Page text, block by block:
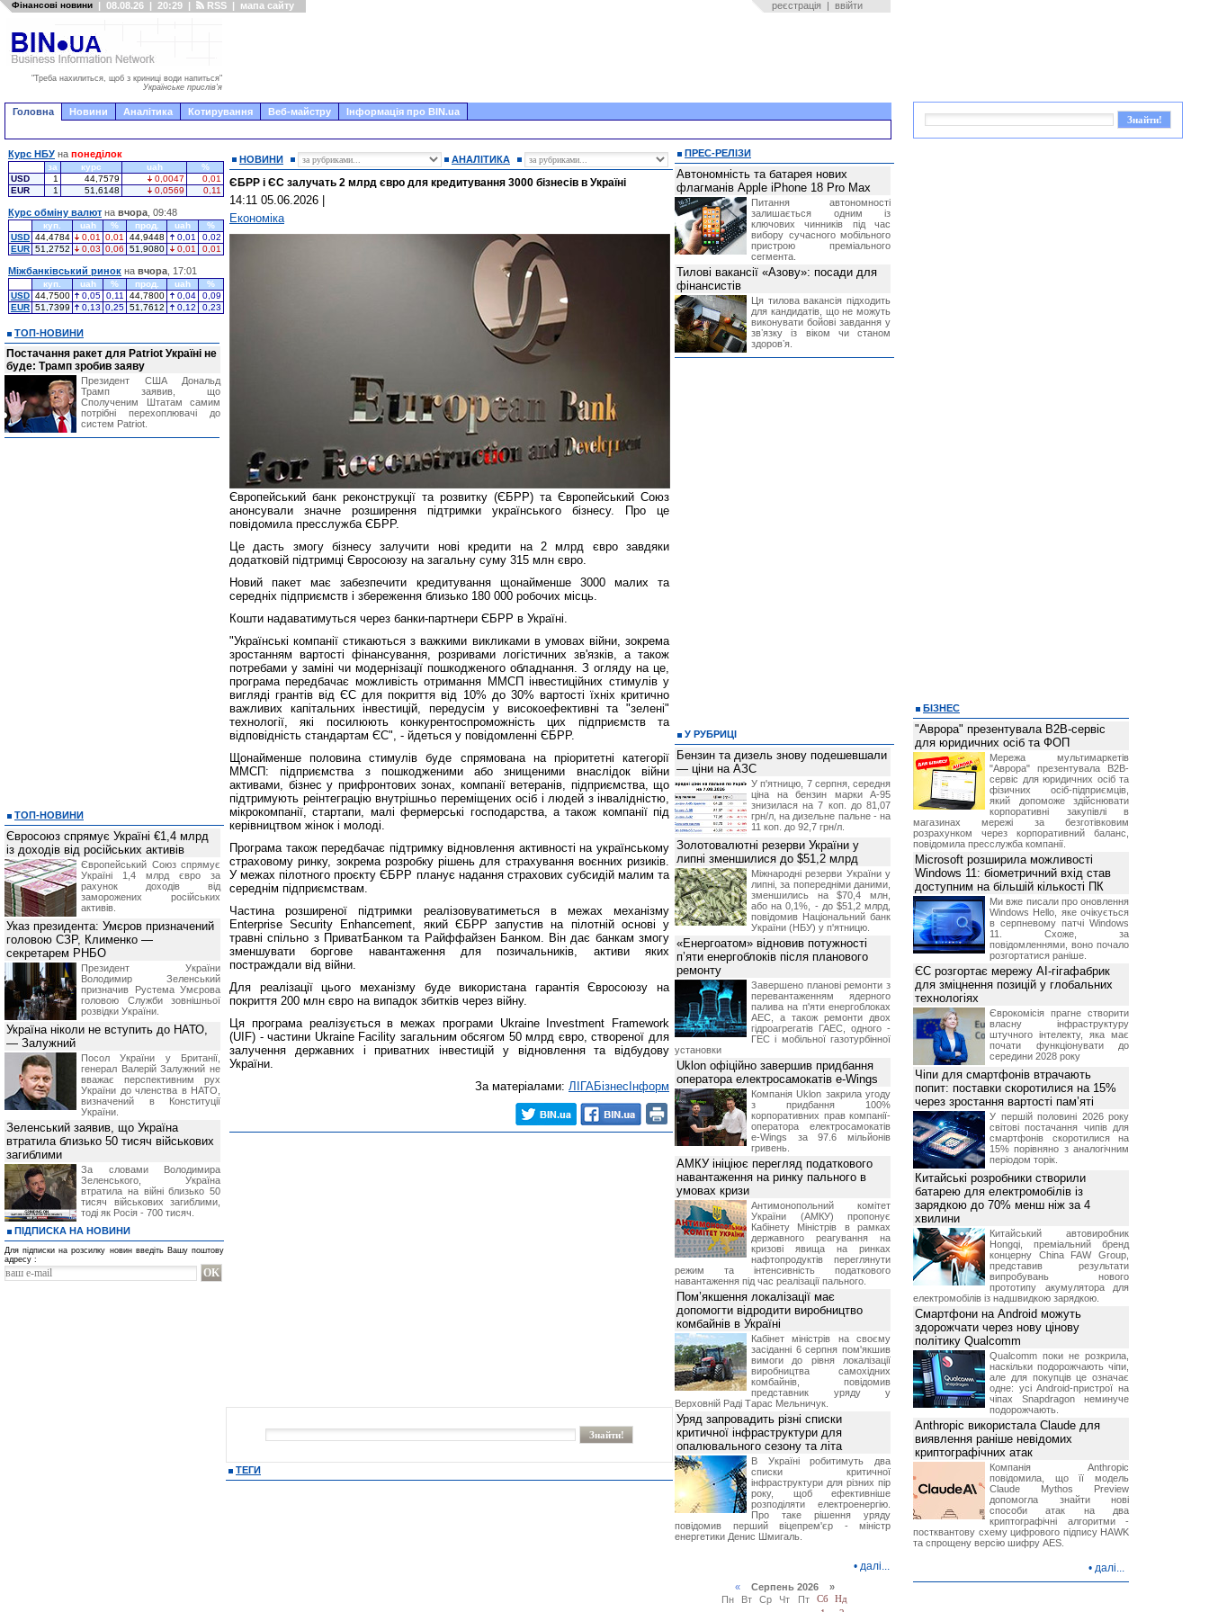
Фінансові новини | 08.08.26 | 20:29 | RSS | мапа сайту реєстрація | ввійти
"Треба нахилиться, щоб з криниці води напиться"
Українське прислів'я
Головна Новини Аналітика Котирування Веб-майстру Інформація про BIN.ua
НОВИНИ АНАЛІТИКА
ЄБРР і ЄС залучать 2 млрд євро для кредитування 3000 бізнесів в Україні
14:11 05.06.2026
Економіка
Європейський банк реконструкції та розвитку (ЄБРР) та Європейський Союз
анонсували значне розширення підтримки українського бізнесу. Про це
повідомила пресслужба ЄБРР.
Це дасть змогу бізнесу залучити нові кредити на 2 млрд євро завдяки
додатковій підтримці Євросоюзу на загальну суму 315 млн євро.
Новий пакет має забезпечити кредитування щонайменше 3000 малих та
середніх підприємств і збереження близько 180 000 робочих місць.
Кошти надаватимуться через банки-партнери ЄБРР в Україні.
"Українські компанії стикаються з важкими викликами в умовах війни, зокрема
зростанням вартості фінансування, розривами логістичних зв'язків, а також
потребами у заміні чи модернізації пошкодженого обладнання. З огляду на це,
програма передбачає можливість отримання ММСП інвестиційних стимулів у
вигляді грантів від ЄС для покриття від 10% до 30% вартості їхніх критично
важливих капітальних інвестицій, передусім у високоефективні та "зелені"
технології, які посилюють конкурентоспроможність цих підприємств та
відповідність стандартам ЄС", - йдеться у повідомленні ЄБРР.
Щонайменше половина стимулів буде спрямована на пріоритетні категорії
ММСП: підприємства з пошкодженими або знищеними внаслідок війни
активами, бізнес у прифронтових зонах, компанії ветеранів, підприємства, що
підтримують реінтеграцію внутрішньо переміщених осіб і людей з інвалідністю,
мікрокомпанії, стартапи, малі фермерські господарства, а також компанії під
керівництвом жінок і молоді.
Програма також передбачає підтримку відновлення активності на українському
страховому ринку, зокрема розробку рішень для страхування воєнних ризиків.
У межах пілотного проєкту ЄБРР планує надання страхових субсидій малим та
середнім підприємствам.
Частина розширеної підтримки реалізовуватиметься в межах механізму
Enterprise Security Enhancement, який ЄБРР запустив на пілотній основі у
травні спільно з ПриватБанком та Райффайзен Банком. Він дає банкам змогу
зменшувати боргове навантаження для позичальників, активи яких
постраждали від війни.
Для реалізації цього механізму буде використана гарантія Євросоюзу на
покриття 200 млн євро на випадок збитків через війну.
Ця програма реалізується в межах програми Ukraine Investment Framework
(UIF) - частини Ukraine Facility загальним обсягом 50 млрд євро, створеної для
залучення державних і приватних інвестицій у відновлення та відбудову
України.
За матеріалами: ЛIГАБiзнесIнформ
ТЕГИ
Курс НБУ на понеділок
за курс uah
%
USD
1 44,7579 0,0047
0,01
EUR
1 51,6148 0,0569 0,11
Курс обміну валют на вчора , 09:48
куп. uah % прод. uah
%
USD 44,4784 0,01 0,01 44,9448 0,01
0,02
EUR 51,2752 0,03 0,06 51,9080 0,01 0,01
Міжбанківський ринок на вчора , 17:01
куп. uah % прод. uah
%
USD 44,7500 0,05 0,11 44,7800 0,04
0,09
EUR 51,7399 0,13 0,25 51,7612 0,12 0,23
ТОП-НОВИНИ
Постачання ракет для Patriot Україні не
буде: Трамп зробив заяву
Президент США Дональд
Трамп заявив, що
Сполученим Штатам самим
потрібні перехоплювачі до
систем Patriot.
ТОП-НОВИНИ
Євросоюз спрямує Україні €1,4 млрд
із доходів від російських активів
Європейський Союз спрямує
Україні 1,4 млрд євро за
рахунок доходів від
заморожених російських
активів.
Указ президента: Умєров призначений
головою СЗР, Клименко —
секретарем РНБО
Президент України
Володимир Зеленський
призначив Pустема Умєрова
головою Служби зовнішньої
розвідки України.
Україна ніколи не вступить до НАТО,
— Залужний
Посол України у Британії,
генерал Валерій Залужний не
вважає перспективним рух
України до членства в НАТО,
визначений в Конституції
України.
Зеленський заявив, що Україна
втратила близько 50 тисяч військових
загиблими
За словами Володимира
Зеленського, Україна
втратила на війні близько 50
тисяч військових загиблими,
тоді як Росія - 700 тисяч.
ПІДПИСКА НА НОВИНИ
Для підписки на розсилку новин введіть Вашу поштову
адресу :
ПРЕС-РЕЛІЗИ
Автономність та батарея нових
флагманів Apple iPhone 18 Pro Max
Питання автономності
залишається одним із
ключових чинників під час
вибору сучасного мобільного
пристрою преміального
сегмента.
Тилові вакансії «Азову»: посади для
фінансистів
Ця тилова вакансія підходить
для кандидатів, що не можуть
виконувати бойові завдання у
звʼязку із віком чи станом
здоровʼя.
У РУБРИЦІ
Бензин та дизель знову подешевшали
— ціни на АЗС
У п'ятницю, 7 серпня, середня
ціна на бензин марки А-95
знизилася на 7 коп. до 81,07
грн/л, на дизельне пальне - на
11 коп. до 92,7 грн/л.
Золотовалютні резерви України у
липні зменшилися до $51,2 млрд
Міжнародні резерви України у
липні, за попередніми даними,
зменшились на $70,4 млн,
або на 0,1%, - до $51,2 млрд,
повідомив Національний банк
України (НБУ) у п'ятницю.
«Енергоатом» відновив потужності
п’яти енергоблоків після планового
ремонту
Завершено планові ремонти з
перевантаженням ядерного
палива на п'яти енергоблоках
АЕС, а також ремонти двох
гідроагрегатів ГАЕС, одного -
ГЕС і мобільної газотурбінної
установки
Uklon офіційно завершив придбання
оператора електросамокатів e-Wings
Компанія Uklon закрила угоду
з придбання 100%
корпоративних прав компанії-
оператора електросамокатів
e-Wings за 97.6 мільйонів
гривень.
АМКУ ініціює перегляд податкового
навантаження на ринку пального в
умовах кризи
Антимонопольний комітет
України (АМКУ) пропонує
Кабінету Міністрів в рамках
державного реагування на
кризові явища на ринках
нафтопродуктів переглянути
режим та інтенсивність податкового
навантаження під час реалізації пального.
Пом’якшення локалізації має
допомогти відродити виробництво
комбайнів в Україні
Кабінет міністрів на своєму
засіданні 6 серпня пом'якшив
вимоги до рівня локалізації
виробництва самохідних
комбайнів, повідомив
представник уряду у
Верховній Раді Тарас Мельничук.
Уряд запровадить різні списки
критичної інфраструктури для
опалювального сезону та літа
В Україні робитимуть два
списки критичної
інфраструктури для різних пір
року, щоб ефективніше
розподіляти електроенергію.
Про таке рішення уряду
повідомив перший віцепрем'єр - міністр
енергетики Денис Шмигаль.
• далі...
«Серпень 2026 »
Пн
Вт Ср Чт Пт Сб
Нд
БІЗНЕС
"Аврора" презентувала B2B-сервіс
для юридичних осіб та ФОП
Мережа мультимаркетів
"Аврора" презентувала B2B-
сервіс для юридичних осіб та
фізичних осіб-підприємців,
який допоможе здійснювати
корпоративні закупівлі в
магазинах мережі за безготівковим
розрахунком через корпоративний баланс,
повідомила пресслужба компанії.
Microsoft розширила можливості
Windows 11: біометричний вхід став
доступним на більшій кількості ПК
Ми вже писали про оновлення
Windows Hello, яке очікується
в серпневому патчі Windows
11. Схоже, за
повідомленнями, воно почало
розгортатися раніше.
ЄС розгортає мережу AI-гігафабрик
для зміцнення позицій у глобальних
технологіях
Єврокомісія прагне створити
власну інфраструктуру
штучного інтелекту, яка має
почати функціонувати до
середини 2028 року
Чіпи для смартфонів втрачають
попит: поставки скоротилися на 15%
через зростання вартості пам’яті
У першій половині 2026 року
світові постачання чипів для
смартфонів скоротилися на
15% порівняно з аналогічним
періодом торік.
Китайські розробники створили
батарею для електромобілів із
зарядкою до 70% менш ніж за 4
хвилини
Китайський автовиробник
Hongqi, преміальний бренд
концерну China FAW Group,
представив результати
випробувань нового
прототипу акумулятора для
електромобілів із надшвидкою зарядкою.
Смартфони на Android можуть
здорожчати через нову цінову
політику Qualcomm
Qualcomm поки не розкрила,
наскільки подорожчають чіпи,
але для покупців це означає
одне: усі Android-пристрої на
чіпах Snapdragon неминуче
подорожчають.
Anthropic використала Claude для
виявлення раніше невідомих
криптографічних атак
Компанія Anthropic
повідомила, що її модель
Claude Mythos Preview
допомогла знайти нові
способи атак на два
криптографічні алгоритми -
постквантову схему цифрового підпису HAWK
та спрощену версію шифру AES.
• далі...